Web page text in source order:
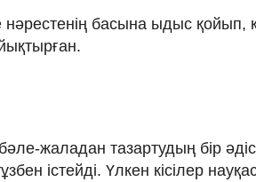
басына ыдыс қойып,
жаладан тазартудың бір
істейді. Үлкен кісілер